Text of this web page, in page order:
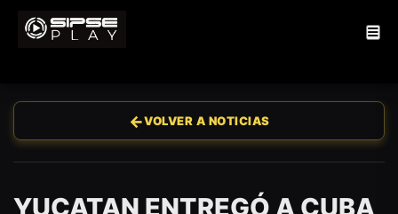
←VOLVER A NOTICIAS
YUCATAN ENTREGÓ A CUBA